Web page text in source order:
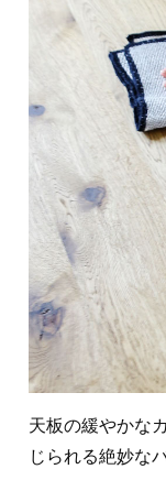
天板の緩やかな
じられる絶妙な